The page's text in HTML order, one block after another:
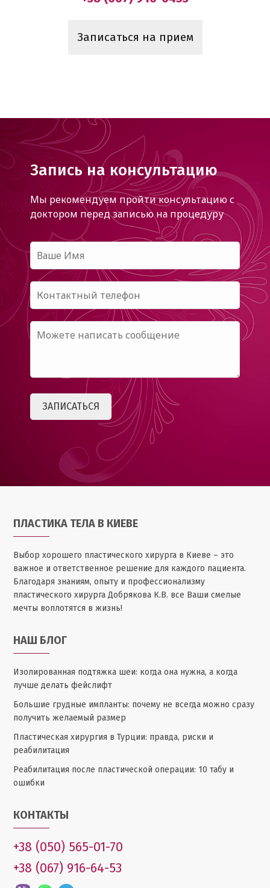
Записаться на прием
Запись на консультацию
Мы рекомендуем пройти консультацию с
доктором перед записью на процедуру
ПЛАСТИКА ТЕЛА В КИЕВЕ
Выбор хорошего пластического хирурга в Киеве – это
важное и ответственное решение для каждого пациента.
Благодаря знаниям, опыту и профессионализму
пластического хирурга Добрякова К.В. все Ваши смелые
мечты воплотятся в жизнь!
НАШ БЛОГ
Изолированная подтяжка шеи: когда она нужна, а когда
лучше делать фейслифт
Большие грудные импланты: почему не всегда можно сразу
получить желаемый размер
Пластическая хирургия в Турции: правда, риски и
реабилитация
Реабилитация после пластической операции: 10 табу и
ошибки
КОНТАКТЫ
+38 (050) 565-01-70
+38 (067) 916-64-53